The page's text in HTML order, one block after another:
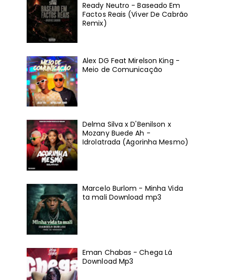
Ready Neutro - Baseado Em
Factos Reais (Viver De Cabrão
Remix)
Alex DG Feat Mirelson King -
Meio de Comunicação
Delma Silva x D'Benilson x
Mozany Buede Ah -
Idrolatrada (Agorinha Mesmo)
Marcelo Burlom - Minha Vida
ta mali Download mp3
Eman Chabas - Chega Lá
Download Mp3